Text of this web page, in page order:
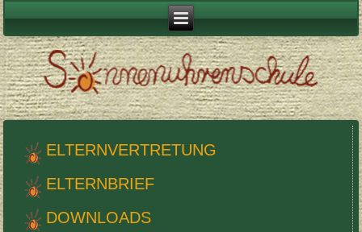
ELTERN­VERTRE­TUNG
ELTERN­BRIEF
DOWN­LOADS